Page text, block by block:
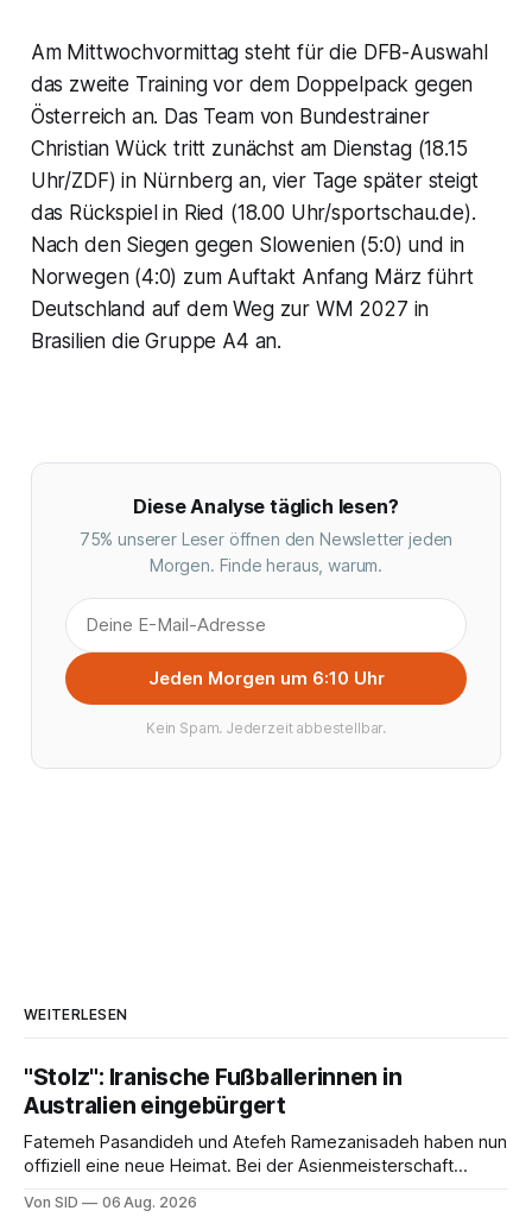
Am Mittwochvormittag steht für die DFB-Auswahl
das zweite Training vor dem Doppelpack gegen
Österreich an. Das Team von Bundestrainer
Christian Wück tritt zunächst am Dienstag (18.15
Uhr/ZDF) in Nürnberg an, vier Tage später steigt
das Rückspiel in Ried (18.00 Uhr/sportschau.de).
Nach den Siegen gegen Slowenien (5:0) und in
Norwegen (4:0) zum Auftakt Anfang März führt
Deutschland auf dem Weg zur WM 2027 in
Brasilien die Gruppe A4 an.
Diese Analyse täglich lesen?
75% unserer Leser öffnen den Newsletter jeden
Morgen. Finde heraus, warum.
Jeden Morgen um 6:10 Uhr
Kein Spam. Jederzeit abbestellbar.
WEITERLESEN
"Stolz": Iranische Fußballerinnen in
Australien eingebürgert
Fatemeh Pasandideh und Atefeh Ramezanisadeh haben nun
offiziell eine neue Heimat. Bei der Asienmeisterschaft
Von SID 06 Aug. 2026